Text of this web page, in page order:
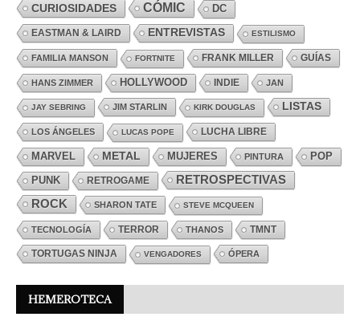
CURIOSIDADES
CÓMIC DC
EASTMAN & LAIRD ENTREVISTAS ESTILISMO
FAMILIA MANSON FORTNITE FRANK MILLER GUÍAS
HANS ZIMMER HOLLYWOOD INDIE JAN
JAY SEBRING JIM STARLIN KIRK DOUGLAS LISTAS
LOS ÁNGELES LUCAS POPE LUCHA LIBRE
MARVEL METAL MUJERES PINTURA POP
PUNK RETROGAME RETROSPECTIVAS
ROCK SHARON TATE STEVE MCQUEEN
TECNOLOGÍA TERROR THANOS TMNT
TORTUGAS NINJA VENGADORES ÓPERA
HEMEROTECA